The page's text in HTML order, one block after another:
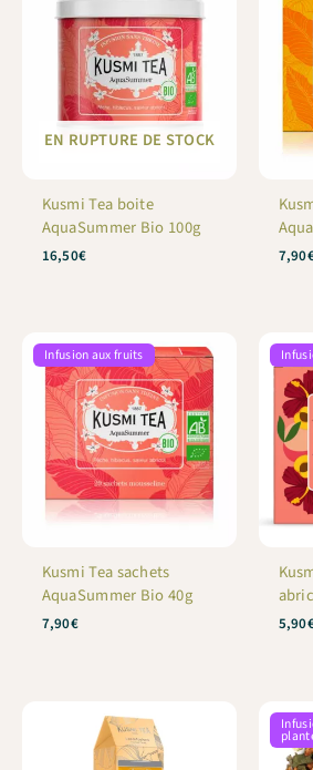
EN RUPTURE DE STOCK
Kusmi Tea boite
AquaSummer Bio 100g
16,50€ 7,90
Infusion aux fruits
Kusmi Tea sachets
AquaSummer Bio 40g
7,90€ 5,90